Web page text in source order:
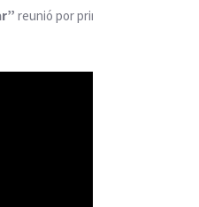
reunió por primera vez a todos